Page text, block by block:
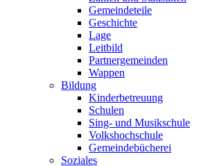
Gemeindeteile
Geschichte
Lage
Leitbild
Partnergemeinden
Wappen
Bildung
Kinderbetreuung
Schulen
Sing- und Musikschule
Volkshochschule
Gemeindebücherei
Soziales